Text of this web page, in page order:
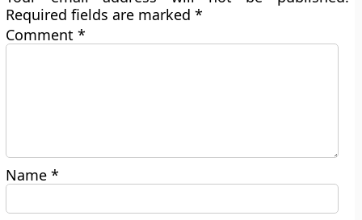
Required fields are marked*
Comment*
Name*